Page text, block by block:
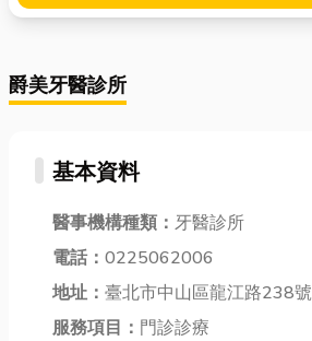
爵美牙醫診所
基本資料
醫事機構種類： 牙醫診所
電話： 0225062006
地址： 臺北市中山區龍江路238號
服務項目： 門診診療